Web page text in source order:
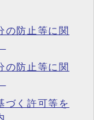
の防止等に関
の防止等に関
づく許可等を